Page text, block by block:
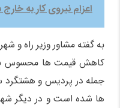
اعزام نیروی کار به
به گفته مشاور وزیر راه و
کاهش قیمت ها محسوس
ها شده است و در دیگر